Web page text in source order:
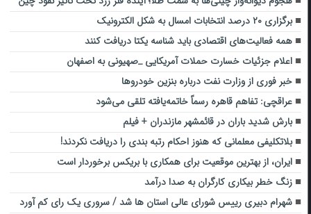
برگزاری ۲۰ درصد انتخابات امسال به شکل الکترونیک
همه فعالیت‌های اقتصادی باید شناسه یکتا دریافت کنند
اعلام جزئیات خسارت حملات آمریکایی _صهیونی به اصفهان
خبر فوری از وزارت نفت درباره بنزین خودروها
عراقچی: تفاهم قاهره رسماً خاتمه‌یافته تلقی می‌شود
بارش شدید باران در قائمشهر مازندران + فیلم
بلاتکلیفی معلمانی که هنوز احکام رتبه بندی را دریافت نکردند!
ایران، از بهترین موقعیت برای همکاری با بریکس برخوردار است
زنگ خطر بیکاری کارگران به صدا درآمد
شهرام دبیری رییس شورای عالی استان ها شد / سروری یک رای کم آورد